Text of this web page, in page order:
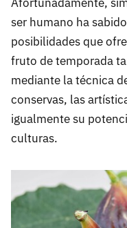
ser humano ha
posibilidades que
fruto de temporada
mediante la técnica
conservas, las
igualmente su
culturas.